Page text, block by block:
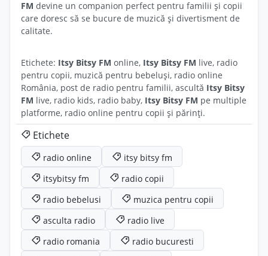
FM devine un companion perfect pentru familii și copii
care doresc să se bucure de muzică și divertisment de
calitate.
Etichete: Itsy Bitsy FM online, Itsy Bitsy FM live, radio
pentru copii, muzică pentru bebeluși, radio online
România, post de radio pentru familii, ascultă Itsy Bitsy
FM live, radio kids, radio baby, Itsy Bitsy FM pe multiple
platforme, radio online pentru copii și părinți.
Etichete
radio online
itsy bitsy fm
itsybitsy fm
radio copii
radio bebelusi
muzica pentru copii
asculta radio
radio live
radio romania
radio bucuresti